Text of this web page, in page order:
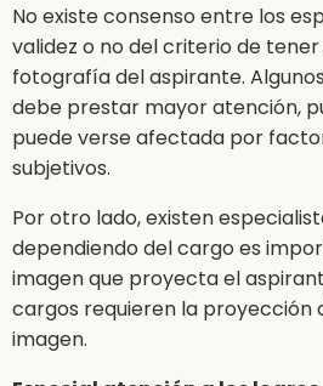
No existe consenso entre los
validez o no del criterio de
fotografía del aspirante.
debe prestar mayor atención,
puede verse afectada por
subjetivos.
Por otro lado, existen
dependiendo del cargo es
imagen que proyecta el
cargos requieren la proyección
imagen.